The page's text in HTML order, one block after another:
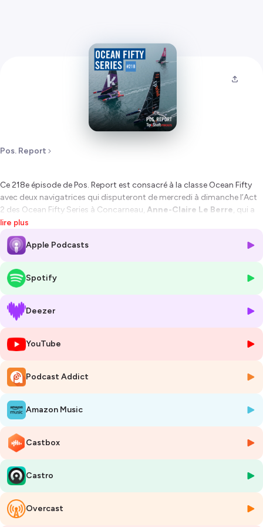
Pos. Report
Ce 218e épisode de Pos. Report est consacré à la classe Ocean Fifty
avec deux navigatrices qui disputeront de mercredi à dimanche l’Act
2 des Ocean Fifty Series à Concarneau, Anne-Claire Le Berre , qui a
succédé cette année à Francesca Clapcich à la barre de
MerConcept
l’équipage de Koesioaux côtés d’Erwan Le Roux.
L’une comme l’autre commencent justement par raconter comment
elles sont arrivées en Ocean Fifty, la première après avoir postulé à la
équipage 100% féminin, la seconde dès 2022 lorsqu’Erwan Le Roux lui
a proposé d’assurer des RP sur son trimaran en Méditerranée.
Toutes les deux issues de la filière olympique - 470 pour Anne-Claire
Le Berre, Nacra 17 pour Audrey Ogereau -, elles expliquent comment la
course au large est peu à peu devenue un objectif, ce qui les a
poussées à quitter un poste bien établi - directrice technique du team
informatique - pour se lancer dans ce nouveau challenge.
Elles racontent ensuite leur apprentissage de l’Ocean Fifty, mais
également leurs autres expériences, en Class40 pour Anne-Claire Le
Cup pour Audrey Ogereau. Cette dernière s’est aussi mise au Figaro
cette année - elle a terminé 8e de la récente Transat Paprec avec
Quentin Vlamynck et disputera la Fig’Armor en août -, histoire de se
familiariser avec l’exercice du large en solitaire.
lire plus
Apple Podcasts
Spotify
Deezer
YouTube
Podcast Addict
Amazon Music
Castbox
Castro
Overcast